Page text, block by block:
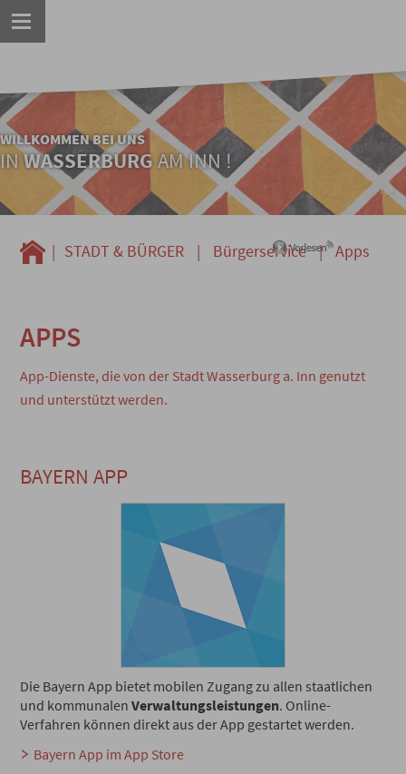
WILLKOMMEN BEI UNS
INWASSERBURGAM INN !
| STADT & BÜRGER | Bürgerservice | Apps
APPS
App-Dienste, die von der Stadt Wasserburg a. Inn genutzt
und unterstützt werden.
BAYERN APP
Die Bayern App bietet mobilen Zugang zu allen staatlichen
und kommunalenVerwaltungsleistungen. Online-
Verfahren können direkt aus der App gestartet werden.
Bayern App im App Store